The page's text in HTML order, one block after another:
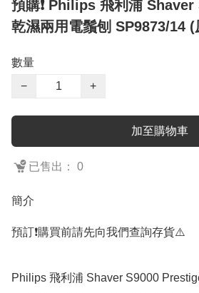
預購❗️ Philips 飛利浦
乾濕兩用電鬚刨 SP9873/14 (
數量
−
+
加至購物車
已售出： 0
簡介
預訂❗️購買前請先向我們查詢存貨⚠️
Philips 飛利浦 Shaver S9000